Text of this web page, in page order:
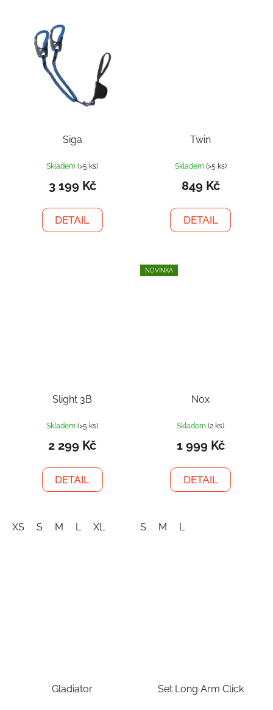
Siga
Skladem(>5 ks)
3 199 Kč
DETAIL
Twin
Skladem (>5 ks)
849 Kč
DETAIL
Slight 3B
Skladem(>5 ks)
2 299 Kč
DETAIL
XS S M L XL
NOVINKA
Nox
Skladem (2 ks)
1 999 Kč
DETAIL
S M L
Gladiator Set Long Arm Click